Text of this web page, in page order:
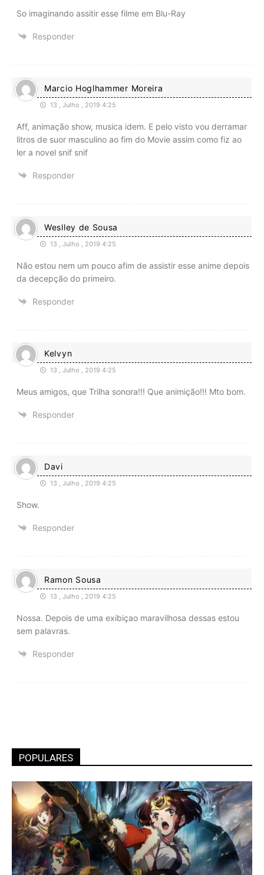
So imaginando assitir esse filme em Blu-Ray
Responder
Marcio Hoglhammer Moreira
13 , Julho , 2019 4:25
Aff, animação show, musica idem. E pelo visto vou derramar
litros de suor masculino ao fim do Movie assim como fiz ao
ler a novel snif snif
Responder
Weslley de Sousa
13 , Julho , 2019 4:25
Não estou nem um pouco afim de assistir esse anime depois
da decepção do primeiro.
Responder
Kelvyn
13 , Julho , 2019 4:25
Meus amigos, que Trilha sonora!!! Que animição!!! Mto bom.
Responder
Davi
13 , Julho , 2019 4:25
Show.
Responder
Ramon Sousa
13 , Julho , 2019 4:25
Nossa. Depois de uma exibiçao maravilhosa dessas estou
sem palavras.
Responder
POPULARES